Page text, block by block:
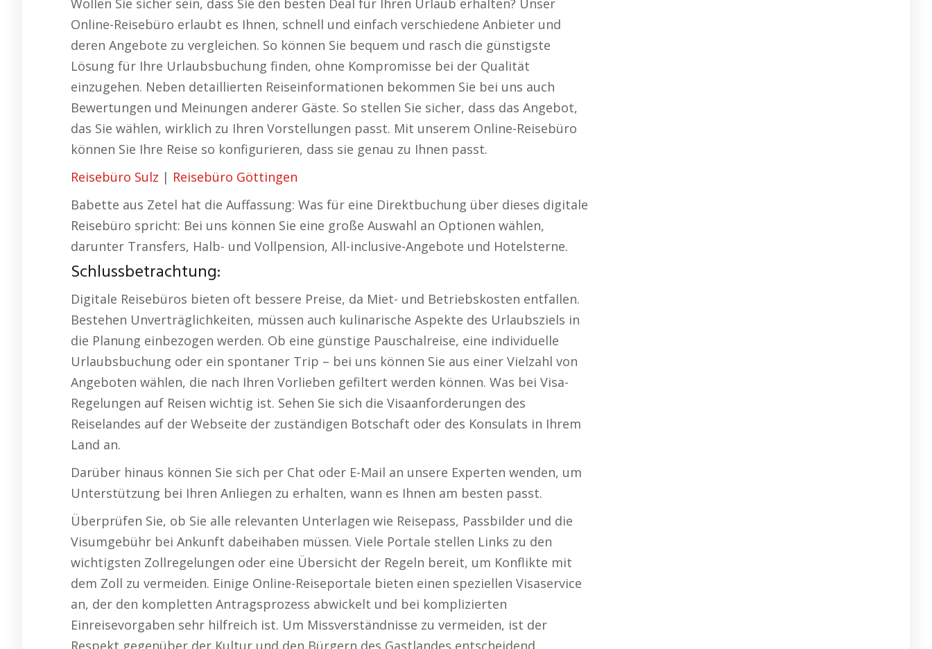
Wollen Sie sicher sein, dass Sie den besten Deal für Ihren Urlaub erhalten? Unser
Online-Reisebüro erlaubt es Ihnen, schnell und einfach verschiedene Anbieter und
deren Angebote zu vergleichen. So können Sie bequem und rasch die günstigste
Lösung für Ihre Urlaubsbuchung finden, ohne Kompromisse bei der Qualität
einzugehen. Neben detaillierten Reiseinformationen bekommen Sie bei uns auch
Bewertungen und Meinungen anderer Gäste. So stellen Sie sicher, dass das Angebot,
das Sie wählen, wirklich zu Ihren Vorstellungen passt. Mit unserem Online-Reisebüro
können Sie Ihre Reise so konfigurieren, dass sie genau zu Ihnen passt.
Reisebüro Sulz | Reisebüro Göttingen
Babette aus Zetel hat die Auffassung: Was für eine Direktbuchung über dieses digitale
Reisebüro spricht: Bei uns können Sie eine große Auswahl an Optionen wählen,
darunter Transfers, Halb- und Vollpension, All-inclusive-Angebote und Hotelsterne.
Schlussbetrachtung:
Digitale Reisebüros bieten oft bessere Preise, da Miet- und Betriebskosten entfallen.
Bestehen Unverträglichkeiten, müssen auch kulinarische Aspekte des Urlaubsziels in
die Planung einbezogen werden. Ob eine günstige Pauschalreise, eine individuelle
Urlaubsbuchung oder ein spontaner Trip – bei uns können Sie aus einer Vielzahl von
Angeboten wählen, die nach Ihren Vorlieben gefiltert werden können. Was bei Visa-
Regelungen auf Reisen wichtig ist. Sehen Sie sich die Visaanforderungen des
Reiselandes auf der Webseite der zuständigen Botschaft oder des Konsulats in Ihrem
Land an.
Darüber hinaus können Sie sich per Chat oder E-Mail an unsere Experten wenden, um
Unterstützung bei Ihren Anliegen zu erhalten, wann es Ihnen am besten passt.
Überprüfen Sie, ob Sie alle relevanten Unterlagen wie Reisepass, Passbilder und die
Visumgebühr bei Ankunft dabeihaben müssen. Viele Portale stellen Links zu den
wichtigsten Zollregelungen oder eine Übersicht der Regeln bereit, um Konflikte mit
dem Zoll zu vermeiden. Einige Online-Reiseportale bieten einen speziellen Visaservice
an, der den kompletten Antragsprozess abwickelt und bei komplizierten
Einreisevorgaben sehr hilfreich ist. Um Missverständnisse zu vermeiden, ist der
Respekt gegenüber der Kultur und den Bürgern des Gastlandes entscheidend.